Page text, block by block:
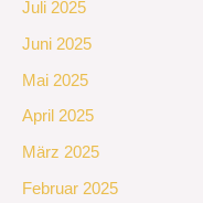
Juli 2025
Juni 2025
Mai 2025
April 2025
März 2025
Februar 2025